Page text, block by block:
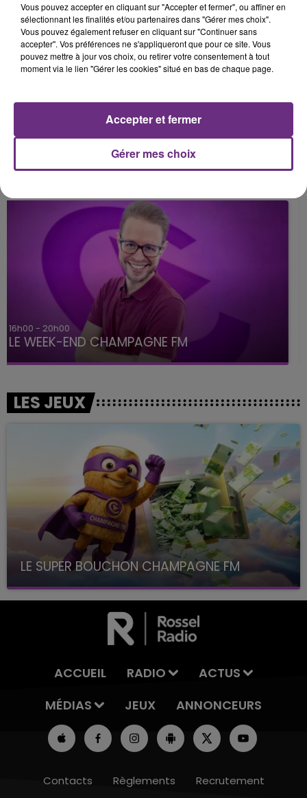
Cats On Trees
A L'ANTENNE
7h00 - 12h00
LE WEEK-END CHAMPAGNE FM
LES JEUX
LE SUPER BOUCHON CHAMPAGNE FM
avec La Famille Champagne FM, à 8H10
ACCUEIL RADIO
ACTUS
MÉDIAS
JEUX ANNONCEURS
Contacts Règlements Recrutement
Vous pouvez accepter en cliquant sur "Accepter et fermer", ou affiner en
sélectionnant les finalités et/ou partenaires dans "Gérer mes choix".
Vous pouvez également refuser en cliquant sur "Continuer sans
accepter". Vos préférences ne s'appliqueront que pour ce site. Vous
pouvez mettre à jour vos choix, ou retirer votre consentement à tout
moment via le lien "Gérer les cookies" situé en bas de chaque page.
Gérer mes choix
Accepter et fermer